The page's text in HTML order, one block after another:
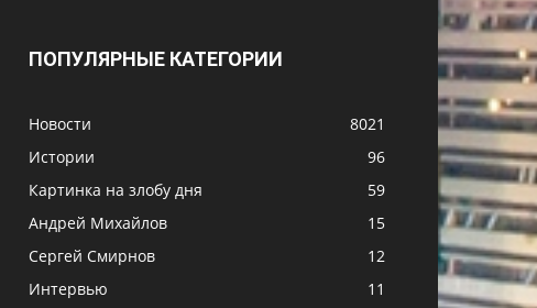
ПОПУЛЯРНЫЕ КАТЕГОРИИ
Новости
8021
Истории
96
Картинка на злобу дня
59
Андрей Михайлов
15
Сергей Смирнов
12
Интервью
11